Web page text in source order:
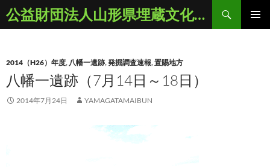
ン
ツ
公益財団法人山形県埋蔵文化財センター
検
索
2014（H26）年度, 八幡一遺跡,発掘調査速報,置賜地方
八幡一遺跡（7月14日～18日）
2014年7月24日 YAMAGATAMAIBUN